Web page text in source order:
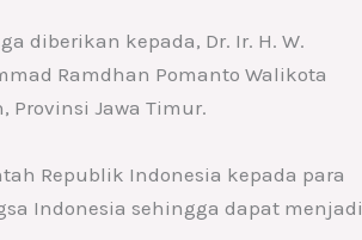
diberikan kepada, Dr. Ir. H. W.
Ramdhan Pomanto Walikota
Provinsi Jawa Timur.
Republik Indonesia kepada para
Indonesia sehingga dapat menjadi